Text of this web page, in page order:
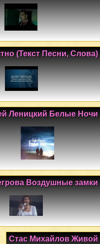
(Текст Песни, Слова)
Леницкий Белые Ночи
Воздушные замки
Стас Михайлов Живой